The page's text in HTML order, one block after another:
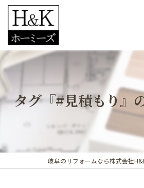
タグ『#見積もり』
岐阜のリフォームなら株式会社